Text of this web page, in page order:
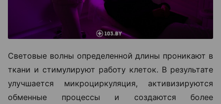
Световые волны определенной длины проникают в
ткани и стимулируют работу клеток. В результате
улучшается микроциркуляция, активизируются
обменные процессы и создаются более